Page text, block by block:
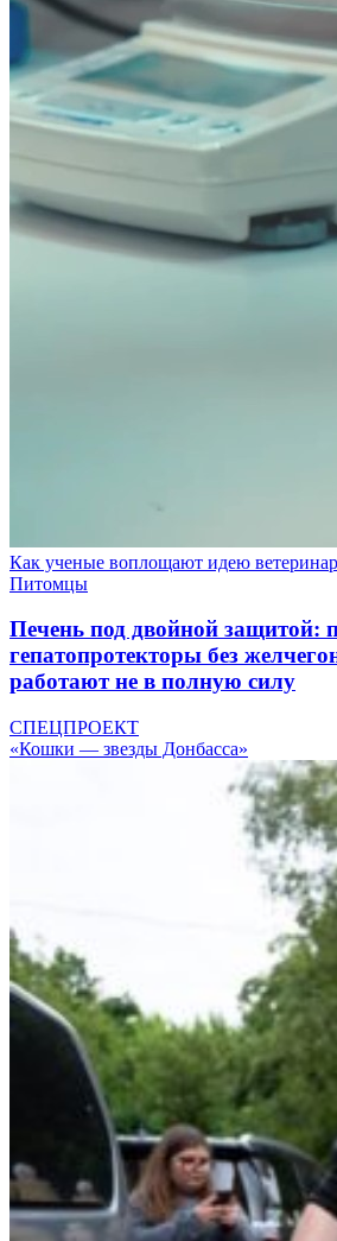
Как ученые воплощают идею
Питомцы
Печень под двойной защитой:
гепатопротекторы без
работают не в полную силу
СПЕЦПРОЕКТ
«Кошки — звезды Донбасса»